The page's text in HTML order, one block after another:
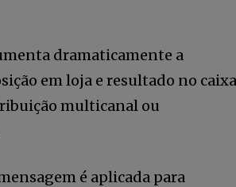
dramaticamente a
em loja e resultado no
multicanal ou
é aplicada para